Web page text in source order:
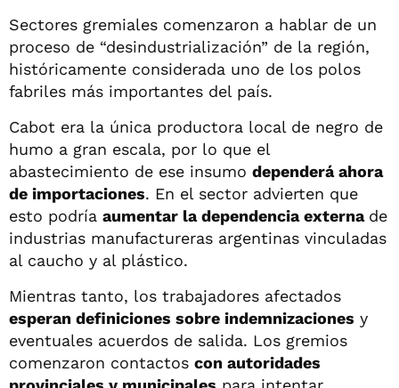
Sectores gremiales comenzaron a hablar de un
proceso de “desindustrialización” de la región,
históricamente considerada uno de los polos
fabriles más importantes del país.
Cabot era la única productora local de negro de
humo a gran escala, por lo que el
abastecimiento de ese insumo dependerá ahora
de importaciones. En el sector advierten que
esto podría aumentar la dependencia externa de
industrias manufactureras argentinas vinculadas
al caucho y al plástico.
Mientras tanto, los trabajadores afectados
esperan definiciones sobre indemnizaciones y
eventuales acuerdos de salida. Los gremios
comenzaron contactos con autoridades